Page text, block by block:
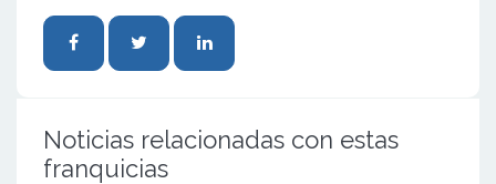
Noticias relacionadas con estas
franquicias